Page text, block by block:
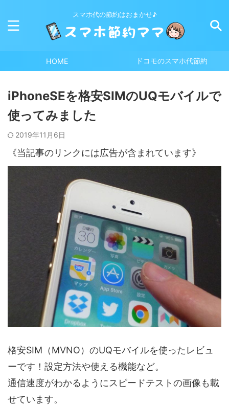
スマホ代の節約はおまかせ♪
HOME ドコモのスマホ代節約
iPhoneSEを格安SIMのUQモバイルで
使ってみました
2019年11月6日
《当記事のリンクには広告が含まれています》
格安SIM（MVNO）のUQモバイルを使ったレビュ
ーです！設定方法や使える機能など。
通信速度がわかるようにスピードテストの画像も載
せています。